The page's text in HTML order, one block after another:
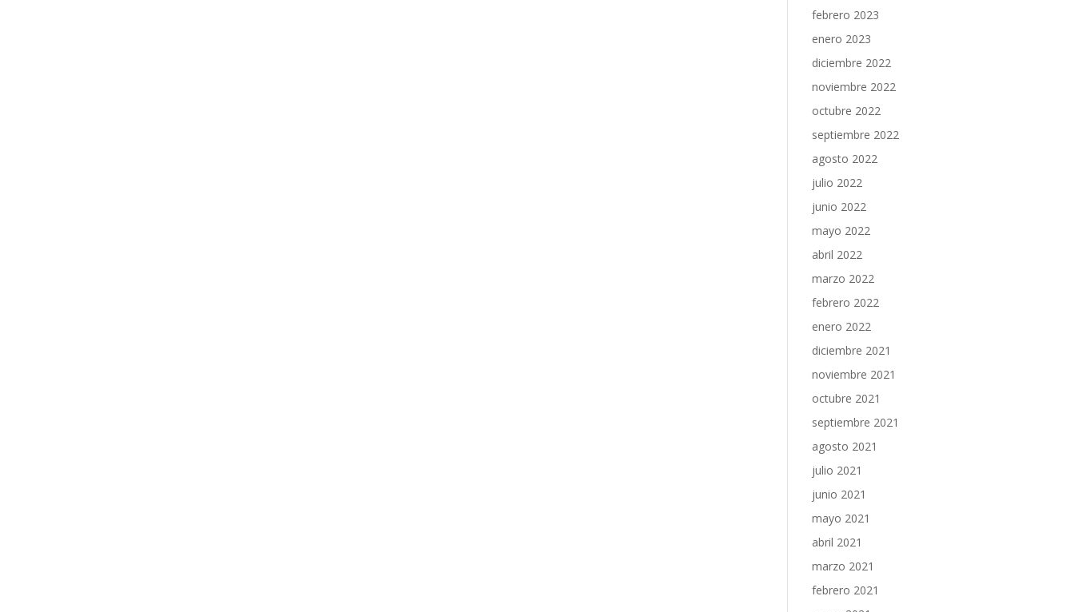
febrero 2023
enero 2023
diciembre 2022
noviembre 2022
octubre 2022
septiembre 2022
agosto 2022
julio 2022
junio 2022
mayo 2022
abril 2022
marzo 2022
febrero 2022
enero 2022
diciembre 2021
noviembre 2021
octubre 2021
septiembre 2021
agosto 2021
julio 2021
junio 2021
mayo 2021
abril 2021
marzo 2021
febrero 2021